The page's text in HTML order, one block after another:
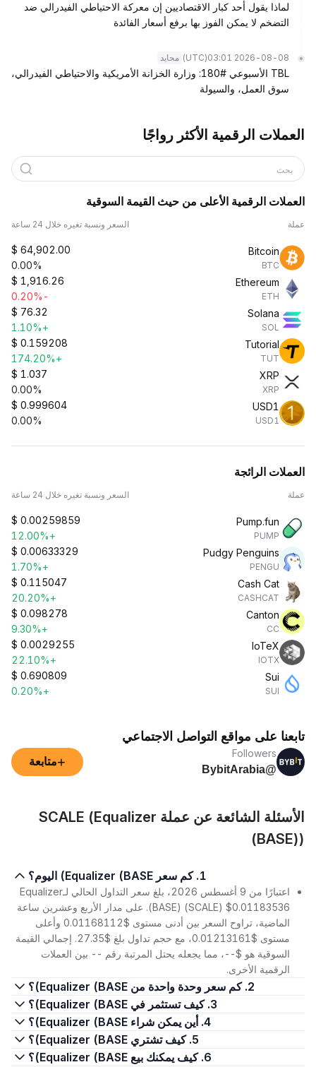
لماذا يقول أحد كبار الاقتصاديين إن معركة الاحتياطي الفيدرالي ضد
التضخم لا يمكن الفوز بها برفع أسعار الفائدة
2026-08-08 03:01
(UTC) محايد
TBL الأسبوعي #180: وزارة الخزانة الأمريكية والاحتياطي الفيدرالي،
سوق العمل، والسيولة
العملات الرقمية الأكثر رواجًا
بحث
العملات الرقمية الأعلى من حيث القيمة السوقية
عملة السعر ونسبة تغيره خلال 24 ساعة
Bitcoin
BTC
$ 64,902.00
0.00%
Ethereum
ETH
$ 1,916.26
-0.20%
Solana
SOL
$ 76.32
+1.10%
Tutorial
TUT
$ 0.159208
+174.20%
XRP
XRP
$ 1.037
0.00%
USD1
USD1
$ 0.999604
0.00%
العملات الرائجة
عملة السعر ونسبة تغيره خلال 24 ساعة
Pump.fun
PUMP
$ 0.00259859
+12.00%
Pudgy Penguins
PENGU
$ 0.00633329
+1.70%
Cash Cat
CASHCAT
$ 0.115047
+20.20%
Canton
CC
$ 0.098278
+9.30%
IoTeX
IOTX
$ 0.0029255
+22.10%
Sui
SUI
$ 0.690809
+0.20%
تابعنا على مواقع التواصل الاجتماعي
Followers
@BybitArabia
+متابعة
الأسئلة الشائعة عن عملة SCALE (Equalizer
(BASE))
1. كم سعر Equalizer (BASE) اليوم؟
اعتبارًا من 9 أغسطس 2026، بلغ سعر التداول الحالي لـEqualizer
(BASE) (SCALE) $0.01183536. على مدار الأربع وعشرين ساعة
الماضية، تراوح السعر بين أدنى مستوى $0.01168112 وأعلى
مستوى $0.01213161، مع حجم تداول بلغ $27.35. إجمالي القيمة
السوقية هو $--، مما يجعله يحتل المرتبة رقم -- بين العملات
الرقمية الأخرى.
2. كم سعر وحدة واحدة من Equalizer (BASE)؟
3. كيف تستثمر في Equalizer (BASE)؟
4. أين يمكن شراء Equalizer (BASE)؟
5. كيف تشتري Equalizer (BASE)؟
6. كيف يمكنك بيع Equalizer (BASE)؟